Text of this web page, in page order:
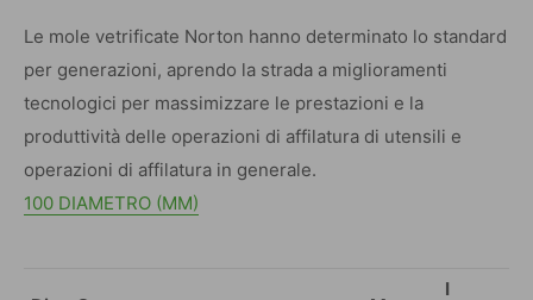
Le mole vetrificate Norton hanno determinato lo standard
per generazioni, aprendo la strada a miglioramenti
tecnologici per massimizzare le prestazioni e la
produttività delle operazioni di affilatura di utensili e
operazioni di affilatura in generale.
100 DIAMETRO (MM)
I